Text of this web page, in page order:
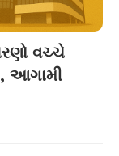
વચ્ચે
આગામી